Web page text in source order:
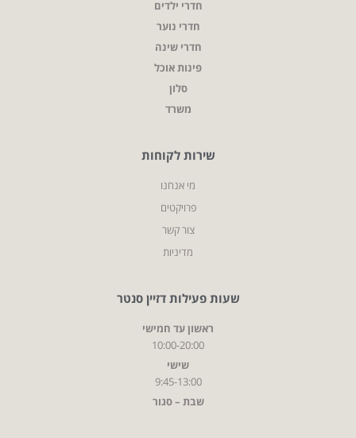
חדרי ילדים
חדרי נוער
חדרי שינה
פינות אוכל
סלון
משרד
שירות לקוחות
מי אנחנו
פרויקטים
צור קשר
מדיניות
שעות פעילות דזיין סנטר
ראשון עד חמישי
10:00-20:00
שישי
9:45-13:00
שבת – סגור